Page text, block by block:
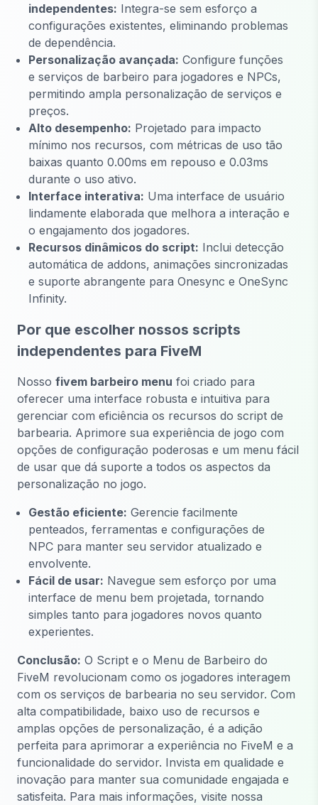
independentes: Integra-se sem esforço a
configurações existentes, eliminando problemas
de dependência.
Personalização avançada: Configure funções
e serviços de barbeiro para jogadores e NPCs,
permitindo ampla personalização de serviços e
preços.
Alto desempenho: Projetado para impacto
mínimo nos recursos, com métricas de uso tão
baixas quanto 0.00ms em repouso e 0.03ms
durante o uso ativo.
Interface interativa: Uma interface de usuário
lindamente elaborada que melhora a interação e
o engajamento dos jogadores.
Recursos dinâmicos do script: Inclui detecção
automática de addons, animações sincronizadas
e suporte abrangente para Onesync e OneSync
Infinity.
Por que escolher nossos scripts
independentes para FiveM
Nosso fivem barbeiro menu foi criado para
oferecer uma interface robusta e intuitiva para
gerenciar com eficiência os recursos do script de
barbearia. Aprimore sua experiência de jogo com
opções de configuração poderosas e um menu fácil
de usar que dá suporte a todos os aspectos da
personalização no jogo.
Gestão eficiente: Gerencie facilmente
penteados, ferramentas e configurações de
NPC para manter seu servidor atualizado e
envolvente.
Fácil de usar: Navegue sem esforço por uma
interface de menu bem projetada, tornando
simples tanto para jogadores novos quanto
experientes.
Conclusão: O Script e o Menu de Barbeiro do
FiveM revolucionam como os jogadores interagem
com os serviços de barbearia no seu servidor. Com
alta compatibilidade, baixo uso de recursos e
amplas opções de personalização, é a adição
perfeita para aprimorar a experiência no FiveM e a
funcionalidade do servidor. Invista em qualidade e
inovação para manter sua comunidade engajada e
satisfeita. Para mais informações, visite nossa